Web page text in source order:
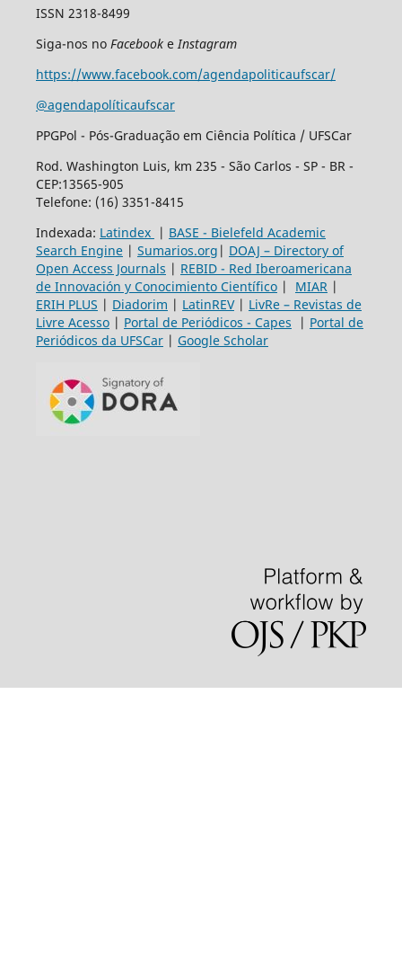
ISSN 2318-8499
Siga-nos no Facebook eInstagram
https://www.facebook.com/agendapoliticaufscar/
@agendapolíticaufscar
PPGPol - Pós-Graduação em Ciência Política / UFSCar
Rod. Washington Luis, km 235 - São Carlos - SP - BR -
CEP:13565-905
Telefone: (16) 3351-8415
Indexada: Latindex | BASE - Bielefeld Academic
Search Engine| Sumarios.org | DOAJ – Directory of
Open Access Journals | REBID - Red Iberoamericana
de Innovación y Conocimiento Científico| MIAR|
ERIH PLUS | Diadorim | LatinREV| LivRe – Revistas de
Livre Acesso| Portal de Periódicos - Capes | Portal de
Periódicos da UFSCar| Google Scholar